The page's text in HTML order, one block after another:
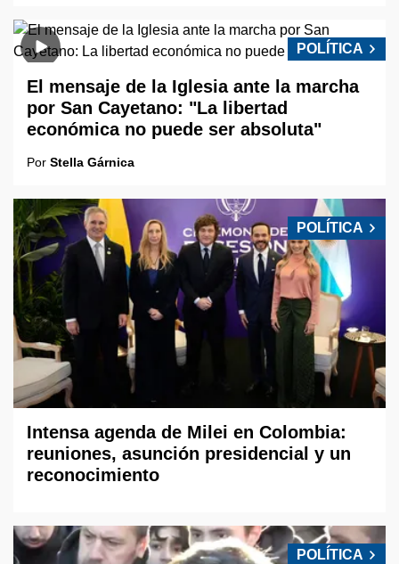
POLÍTICA
El mensaje de la Iglesia ante la marcha
por San Cayetano: "La libertad
económica no puede ser absoluta"
Por Stella Gárnica
POLÍTICA
Intensa agenda de Milei en Colombia:
reuniones, asunción presidencial y un
reconocimiento
POLÍTICA